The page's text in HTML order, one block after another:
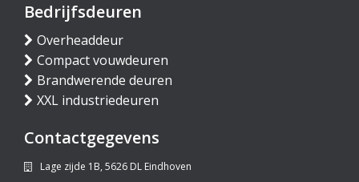
Bedrijfsdeuren
Overheaddeur
Compact vouwdeuren
Brandwerende deuren
XXL industriedeuren
Contactgegevens
Lage zijde 1B, 5626 DL Eindhoven